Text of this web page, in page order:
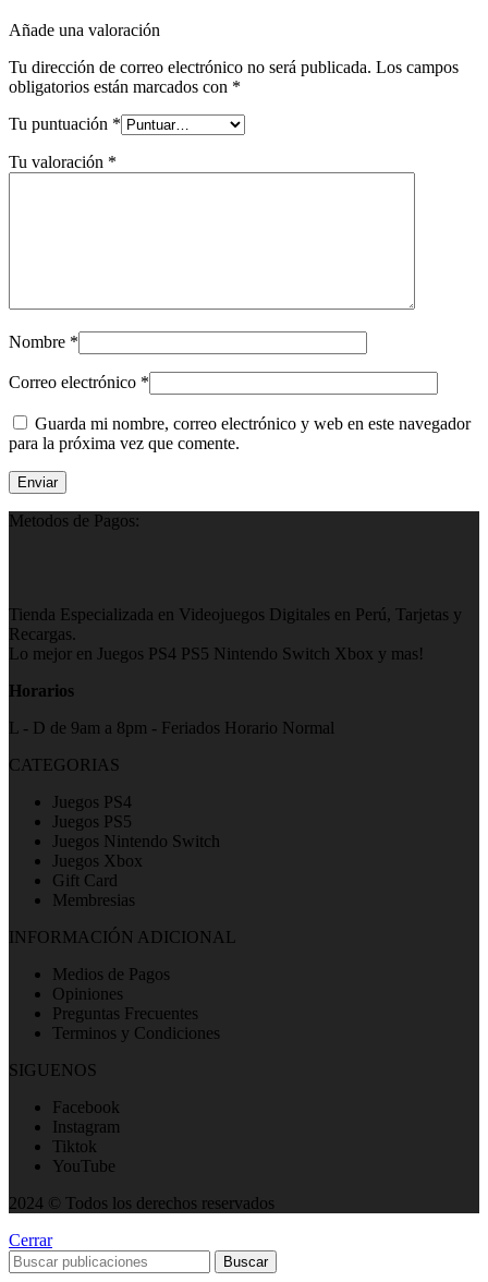
Añade una valoración
Tu dirección de correo electrónico no será publicada. Los campos
obligatorios están marcados con *
Tu puntuación *
Tu valoración *
Nombre *
Correo electrónico *
Guarda mi nombre, correo electrónico y web en este navegador
para la próxima vez que comente.
Metodos de Pagos:
Tienda Especializada en Videojuegos Digitales en Perú, Tarjetas y
Recargas.
Lo mejor en Juegos PS4 PS5 Nintendo Switch Xbox y mas!
Horarios
L - D de 9am a 8pm - Feriados Horario Normal
CATEGORIAS
Juegos PS4
Juegos PS5
Juegos Nintendo Switch
Juegos Xbox
Gift Card
Membresias
INFORMACIÓN ADICIONAL
Medios de Pagos
Opiniones
Preguntas Frecuentes
Terminos y Condiciones
SIGUENOS
Facebook
Instagram
Tiktok
YouTube
2024 © Todos los derechos reservados
Cerrar
Buscar